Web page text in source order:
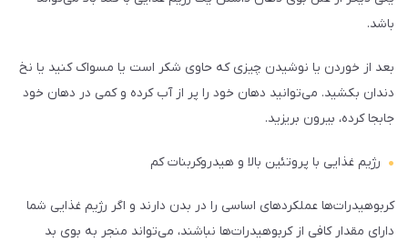
باشد.
بعد از خوردن یا نوشیدن چیزی که حاوی شکر است یا مسواک کنید یا نخ
دندان بکشید. می‌توانید دهان خود را پر از آب کرده و کمی در دهان خود
جابجا کرده، بیرون بریزید.
رژیم غذایی با پروتئین بالا و هیدروکربنات کم
کربوهیدرات‌ها عملکردهای اساسی را در بدن دارند و اگر رژیم غذایی شما
دارای مقدار کافی از کربوهیدرات‌ها نباشند، می‌تواند منجر به بوی بد